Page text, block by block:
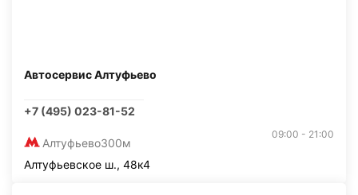
Автосервис Алтуфьево
+7 (495) 023-81-52
Алтуфьево300м
09:00 - 21:00
Алтуфьевское ш., 48к4